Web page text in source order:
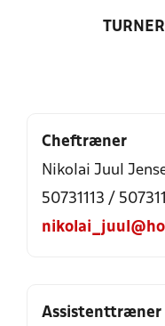
Cheftræner
Nikolai Juul
50731113 /
Assistenttræner